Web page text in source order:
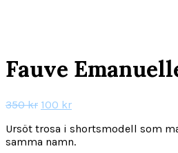
Fauve
350kr Det
priset
var:
100 krDet
priset
är:
Ursöt trosa i shortsmodell som
samma namn.